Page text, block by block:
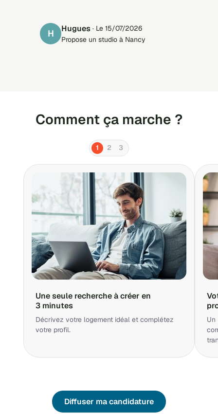
H Hugues · Le 15/07/2026
Propose un studio à Nancy
Comment ça marche ?
1 2 3
Une seule recherche à créer en
3 minutes
Décrivez votre logement idéal et complétez
votre profil.
Un
Diffuser ma candidature